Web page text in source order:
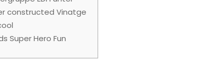
constructed Vinatge
Super Hero Fun